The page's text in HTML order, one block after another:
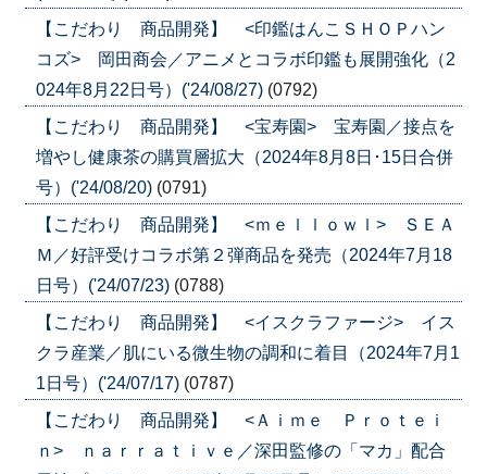
【こだわり 商品開発】 <印鑑はんこＳＨＯＰハン
コズ> 岡田商会／アニメとコラボ印鑑も展開強化（2
024年8月22日号）('24/08/27) (0792)
【こだわり 商品開発】 <宝寿園> 宝寿園／接点を
増やし健康茶の購買層拡大（2024年8月8日･15日合併
号）('24/08/20) (0791)
【こだわり 商品開発】 <ｍｅｌｌｏｗｌ> ＳＥＡ
Ｍ／好評受けコラボ第２弾商品を発売（2024年7月18
日号）('24/07/23) (0788)
【こだわり 商品開発】 <イスクラファージ> イス
クラ産業／肌にいる微生物の調和に着目（2024年7月1
1日号）('24/07/17) (0787)
【こだわり 商品開発】 <Ａｉｍｅ Ｐｒｏｔｅｉ
ｎ> ｎａｒｒａｔｉｖｅ／深田監修の「マカ」配合